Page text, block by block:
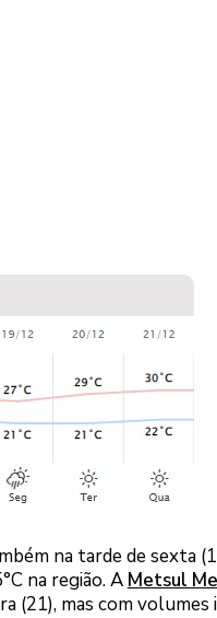
na tarde de sexta
na região. A Metsul
(21), mas com volumes